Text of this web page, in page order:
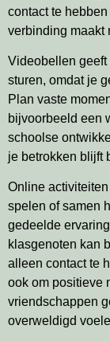
contact te
verbinding maakt
Videobellen
sturen, omdat je
Plan vaste
bijvoorbeeld een
schoolse
je betrokken blijft
Online
spelen of samen
gedeelde
klasgenoten kan
alleen contact te
ook om positieve
vriendschappen
overweldigd